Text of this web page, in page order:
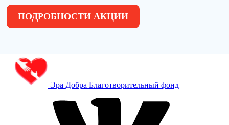
ПОДРОБНОСТИ АКЦИИ
Эра Добра Благотворительный фонд